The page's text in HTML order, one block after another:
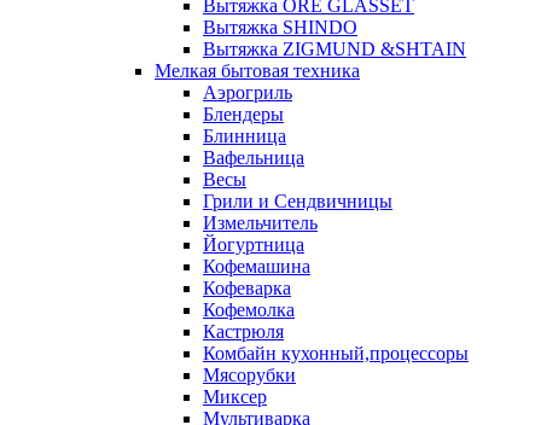
Вытяжка ORE GLASSET
Вытяжка SHINDO
Вытяжка ZIGMUND &SHTAIN
Мелкая бытовая техника
Аэрогриль
Блендеры
Блинница
Вафельница
Весы
Грили и Сендвичницы
Измельчитель
Йогуртница
Кофемашина
Кофеварка
Кофемолка
Кастрюля
Комбайн кухонный,процессоры
Мясорубки
Миксер
Мультиварка